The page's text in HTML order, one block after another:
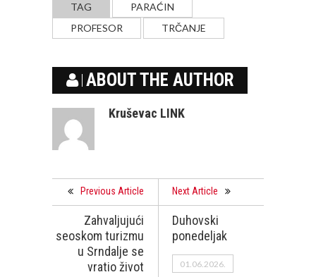
TAG
PARAĆIN
PROFESOR
TRČANJE
ABOUT THE AUTHOR
Kruševac LINK
Previous Article
Zahvaljujući
seoskom turizmu
u Srndalje se
vratio život
Next Article
Duhovski
ponedeljak
01.06.2026.